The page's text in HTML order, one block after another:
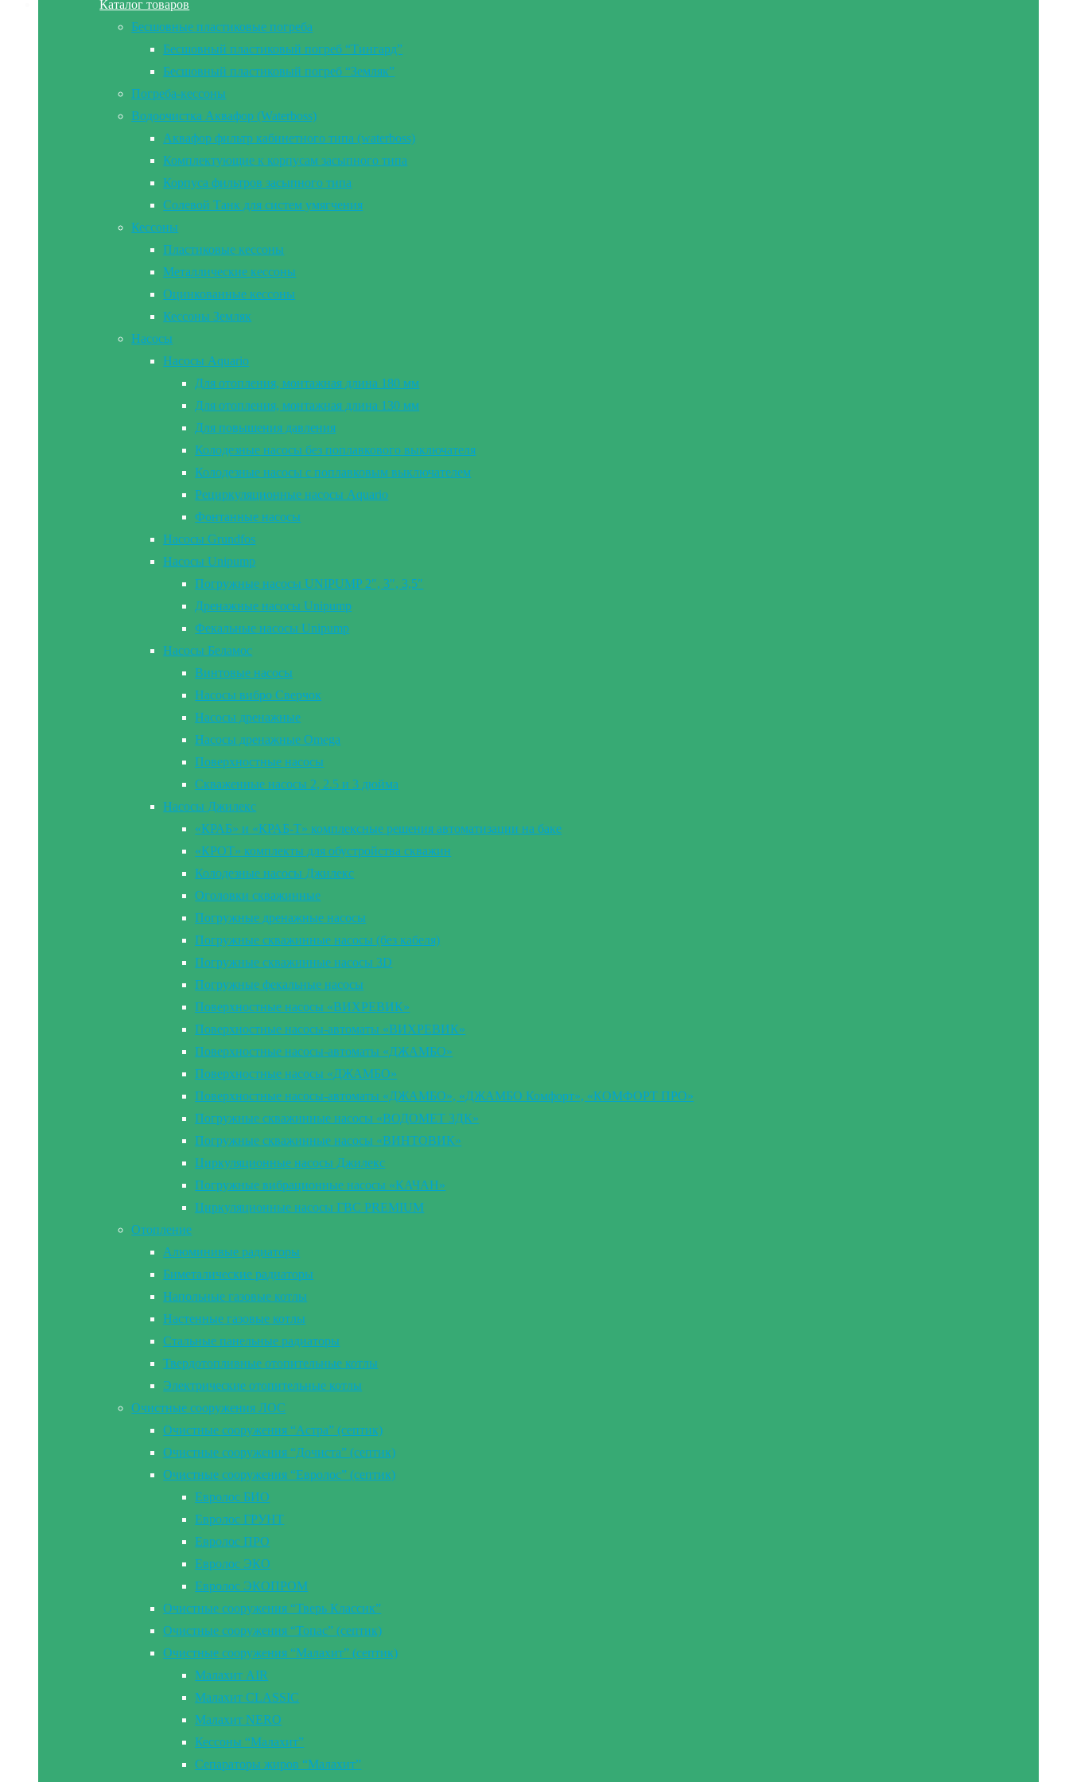
Каталог товаров
Бесшовные пластиковые погреба
Бесшовный пластиковый погреб “Тингард”
Бесшовный пластиковый погреб “Земляк”
Погреба-кессоны
Водоочистка Аквафор (Waterboss)
Аквафор фильтр кабинетного типа (waterboss)
Комплектующие к корпусам засыпного типа
Корпуса фильтров засыпного типа
Солевой Танк для систем умягчения
Кессоны
Пластиковые кессоны
Металлические кессоны
Оцинкованные кессоны
Кессоны Земляк
Насосы
Насосы Aquario
Для отопления, монтажная длина 180 мм
Для отопления, монтажная длина 130 мм
Для повышения давления
Колодезные насосы без поплавкового выключателя
Колодезные насосы с поплавковым выключателем
Рециркуляционные насосы Aquario
Фонтанные насосы
Насосы Grundfos
Насосы Unipump
Погружные насосы UNIPUMP 2″, 3″, 3,5″
Дренажные насосы Unipump
Фекальные насосы Unipump
Насосы Беламос
Винтовые насосы
Насосы вибро Сверчок
Насосы дренажные
Насосы дренажные Omega
Поверхностные насосы
Скваженные насосы 2, 2.5 и 3 дюйма
Насосы Джилекс
«КРАБ» и «КРАБ-Т» комплексные решения автоматизации на баке
«КРОТ» комплекты для обустройства скважин
Колодезные насосы Джилекс
Оголовки скважинные
Погружные дренажные насосы
Погружные скважинные насосы (без кабеля)
Погружные скважинные насосы 3D
Погружные фекальные насосы
Поверхностные насосы «ВИХРЕВИК»
Поверхностные насосы-автоматы «ВИХРЕВИК»
Поверхностные насосы-автоматы «ДЖАМБО»
Поверхностные насосы «ДЖАМБО»
Поверхностные насосы-автоматы «ДЖАМБО», «ДЖАМБО Комфорт», «КОМФОРТ ПРО»
Погружные скважинные насосы «ВОДОМЕТ 3ДК»
Погружные скважинные насосы «ВИНТОВИК»
Циркуляционные насосы Джилекс
Погружные вибрационные насосы «КАЧАН»
Циркуляционные насосы ГВС PREMIUM
Отопление
Алюминивые радиаторы
Биметалические радиаторы
Напольные газовые котлы
Настенные газовые котлы
Стальные панельные радиаторы
Твердотопливные отопительные котлы
Электрические отопительные котлы
Очистные сооружения ЛОС
Очистные сооружения “Астра” (септик)
Очистные сооружения “Дочиста” (септик)
Очистные сооружения “Евролос” (септик)
Евролос БИО
Евролос ГРУНТ
Евролос ПРО
Евролос ЭКО
Евролос ЭКОПРОМ
Очистные сооружения “Тверь Классик”
Очистные сооружения “Топас” (септик)
Очистные сооружения “Малахит” (септик)
Малахит AIR
Малахит CLASSIC
Малахит NERO
Кессоны “Малахит”
Сепараторы жиров “Малахит”